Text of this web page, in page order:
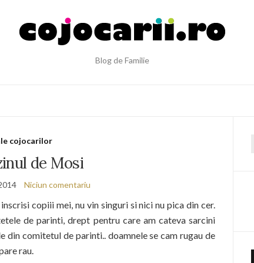
Blog de Familie
cojocarilor
de Mosi
Niciun comentariu
copiii mei, nu vin singuri si nici nu pica din cer.
de parinti, drept pentru care am cateva sarcini
comitetul de parinti.. doamnele se cam rugau de
rau.